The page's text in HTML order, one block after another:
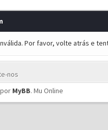
Por favor, volte atrás e
nos
MyBB. Mu Online